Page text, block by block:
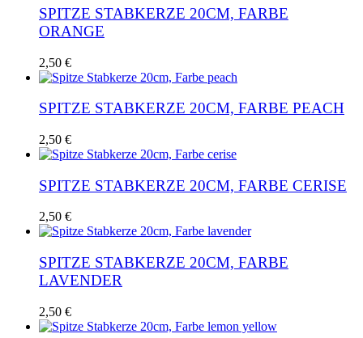
SPITZE STABKERZE 20CM, FARBE
ORANGE
2,50 €
SPITZE STABKERZE 20CM, FARBE PEACH
2,50 €
SPITZE STABKERZE 20CM, FARBE CERISE
2,50 €
SPITZE STABKERZE 20CM, FARBE
LAVENDER
2,50 €